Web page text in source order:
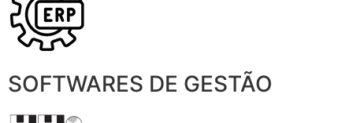
SOFTWARES DE GESTÃO